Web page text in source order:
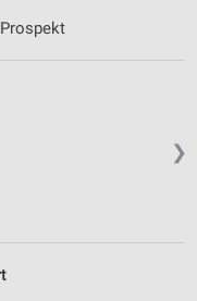
❯
oder